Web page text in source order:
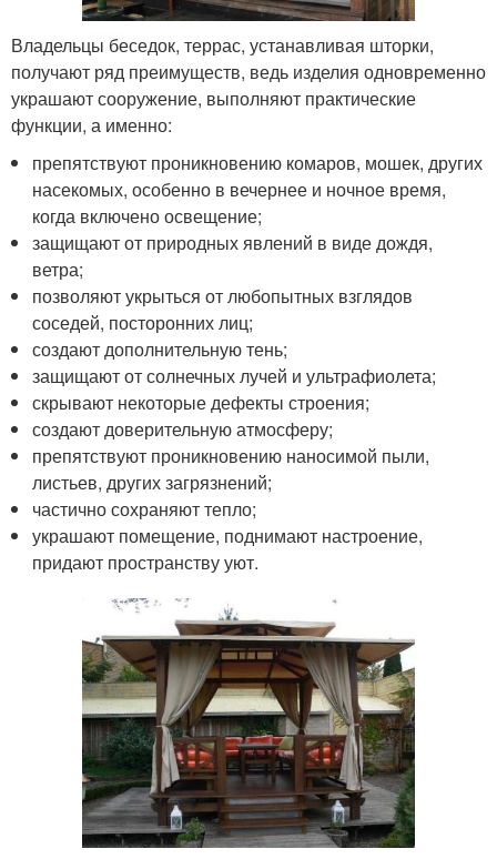
Владельцы беседок, террас, устанавливая шторки,
получают ряд преимуществ, ведь изделия одновременно
украшают сооружение, выполняют практические
функции, а именно:
препятствуют проникновению комаров, мошек, других
насекомых, особенно в вечернее и ночное время,
когда включено освещение;
защищают от природных явлений в виде дождя,
ветра;
позволяют укрыться от любопытных взглядов
соседей, посторонних лиц;
создают дополнительную тень;
защищают от солнечных лучей и ультрафиолета;
скрывают некоторые дефекты строения;
создают доверительную атмосферу;
препятствуют проникновению наносимой пыли,
листьев, других загрязнений;
частично сохраняют тепло;
украшают помещение, поднимают настроение,
придают пространству уют.